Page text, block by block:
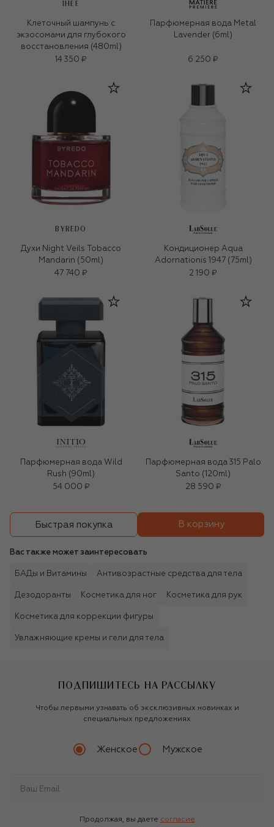
IHEE
Клеточный шампунь с
экзосомами для глубокого
восстановления (480ml)
14 350 ₽
Парфюмерная вода Metal
Lavender (6ml)
6 250 ₽
BYREDO
Духи Night Veils Tobacco
Mandarin (50ml)
47 740 ₽
Кондиционер Aqua
Adornationis 1947 (75ml)
2 190 ₽
Парфюмерная вода Wild
Rush (90ml)
54 000 ₽
Парфюмерная вода 315 Palo
Santo (120ml)
28 590 ₽
Быстрая покупка В корзину
Вас также может заинтересовать
БАДы и Витамины Антивозрастные средства для тела
Дезодоранты Косметика для ног Косметика для рук
Косметика для коррекции фигуры
Увлажняющие кремы и гели для тела
ПОДПИШИТЕСЬ НА РАССЫЛКУ
Чтобы первыми узнавать об эксклюзивных новинках и
специальных предложениях
Женское Мужское
Продолжая, вы даете согласие